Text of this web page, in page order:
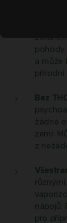
a může
přírodní
Bez
žádné
zemí.
z
nápojů.
pro